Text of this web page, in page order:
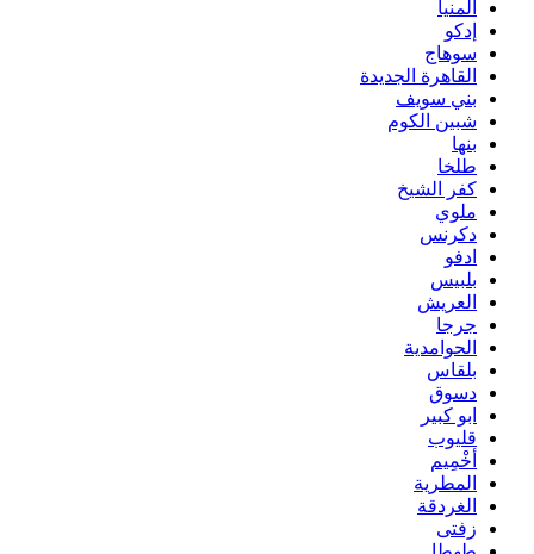
المنيا
إدكو
سوهاج
القاهرة الجديدة
بني سويف
شبين الكوم
بنها
طلخا
كفر الشيخ
ملوي
دكرنس
ادفو
بلبيس
العريش
جرجا
الحوامدية
بلقاس
دسوق
ابو كبير
قليوب
أخْمِيم
المطرية
الغردقة
زفتى